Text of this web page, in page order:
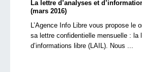
La lettre d’analyses et
(mars 2016)
L’Agence Info Libre vous propose le
sa lettre confidentielle mensuelle : la
d’informations libre (LAIL). Nous ...